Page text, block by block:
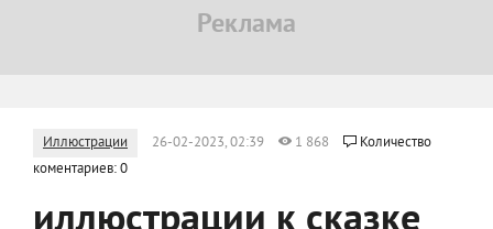
Иллюстрации 26-02-2023, 02:39 1 868
Количество
коментариев: 0